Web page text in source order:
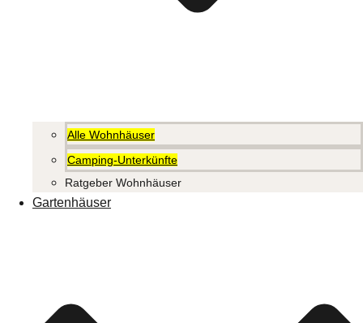
Alle Wohnhäuser
Camping-Unterkünfte
Ratgeber Wohnhäuser
Gartenhäuser